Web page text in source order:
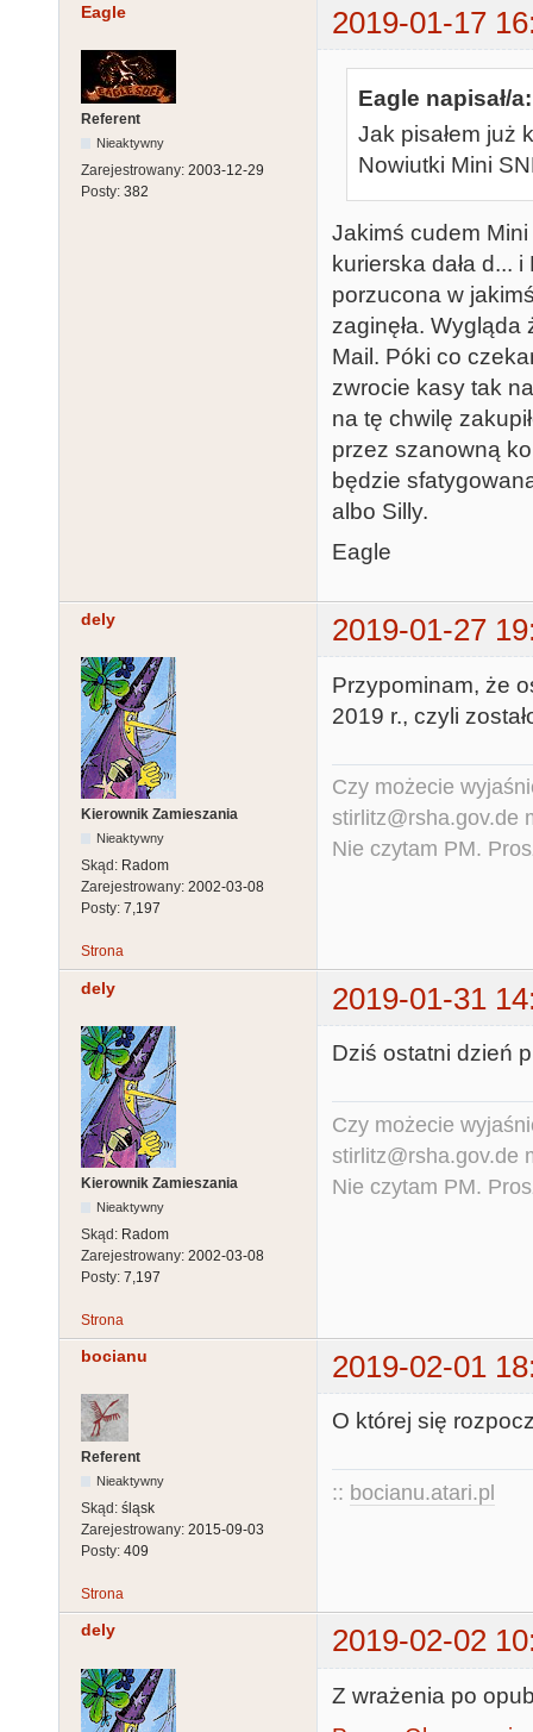
Eagle 2019-01-17
Referent
Nieaktywny
Zarejestrowany: 2003-12-29
Posty: 382
Eagle napisał/a:
Jak pisałem już
Nowiutki Mini
Jakimś cudem Mini
kurierska dała d...
porzucona w
zaginęła.
Mail. Póki co
zwrocie kasy tak
na tę chwilę
przez szanowną
będzie
albo Silly.
Eagle
dely 2019-01-27
Kierownik Zamieszania
Nieaktywny
Skąd: Radom
Zarejestrowany: 2002-03-08
Posty: 7,197
Przypominam, że
2019 r., czyli
Czy możecie
stirlitz@rsha.gov.de
Nie czytam PM.
Strona
dely 2019-01-31
Kierownik Zamieszania
Nieaktywny
Skąd: Radom
Zarejestrowany: 2002-03-08
Posty: 7,197
Dziś ostatni dzień
Czy możecie
stirlitz@rsha.gov.de
Nie czytam PM.
Strona
bocianu 2019-02-01
Referent
Nieaktywny
Skąd: śląsk
Zarejestrowany: 2015-09-03
Posty: 409
O której się
:: bocianu.atari.pl
Strona
dely 2019-02-02
Z wrażenia po